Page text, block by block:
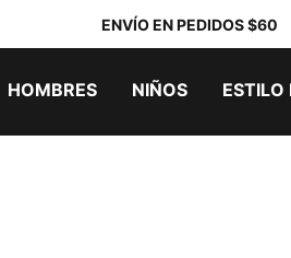
ENVÍO EN PEDIDOS $60
HOMBRES NIÑOS ESTILO